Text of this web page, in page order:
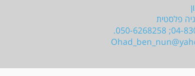
פלסטית